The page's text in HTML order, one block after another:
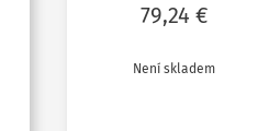
79,24 €
Není skladem